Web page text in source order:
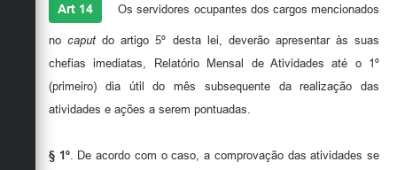
Art 14 Os servidores ocupantes dos cargos mencionados
nocaput do artigo 5º desta lei, deverão apresentar às suas
chefias imediatas, Relatório Mensal de Atividades até o 1º
(primeiro) dia útil do mês subsequente da realização das
atividades e ações a serem pontuadas.
§ 1º. De acordo com o caso, a comprovação das atividades se